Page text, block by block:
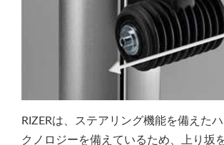
RIZERは、ステアリング機能を備えた
クノロジーを備えているため、上り坂